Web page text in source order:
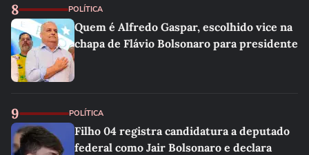
8 POLÍTICA
Quem é Alfredo Gaspar, escolhido vice na
chapa de Flávio Bolsonaro para presidente
9 POLÍTICA
Filho 04 registra candidatura a deputado
federal como Jair Bolsonaro e declara